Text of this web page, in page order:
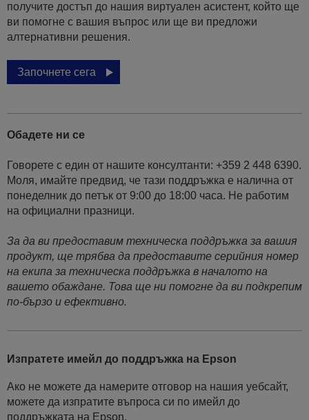
получите достъп до нашия виртуален асистент, който ще
ви помогне с вашия въпрос или ще ви предложи
алтернативни решения.
Започнете сега
Обадете ни се
Говорете с един от нашите консултанти: +359 2 448 6390.
Моля, имайте предвид, че тази поддръжка е налична от
понеделник до петък от 9:00 до 18:00 часа. Не работим
на официални празници.
За да ви предоставим техническа поддръжка за вашия
продукт, ще трябва да предоставите серийния номер
на екипа за техническа поддръжка в началото на
вашето обаждане. Това ще ни помогне да ви подкрепим
по-бързо и ефективно.
Изпратете имейл до поддръжка на Epson
Ако не можете да намерите отговор на нашия уебсайт,
можете да изпратите въпроса си по имейл до
поддръжката на Epson.